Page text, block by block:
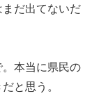
だ出てないだ
本当に県民の
と思う。